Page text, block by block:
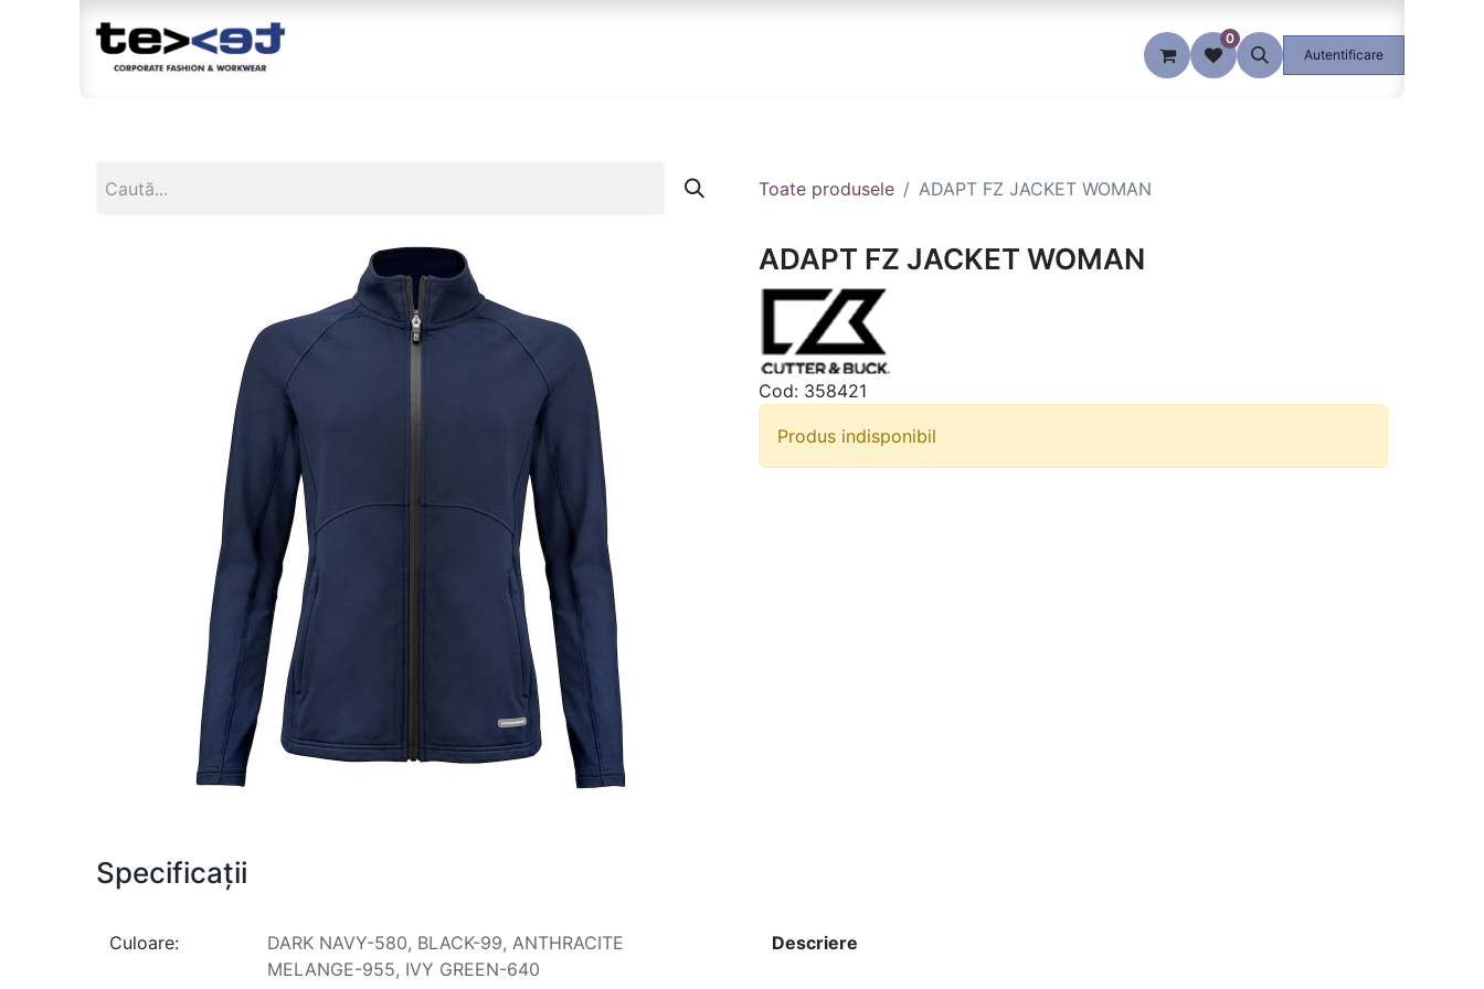
0
Autentificare
Toate produsele ADAPT FZ JACKET WOMAN
ADAPT FZ JACKET WOMAN
Cod: 358421
Produs indisponibil
Specificații
Culoare: DARK NAVY-580, BLACK-99, ANTHRACITE
MELANGE-955, IVY GREEN-640
Descriere